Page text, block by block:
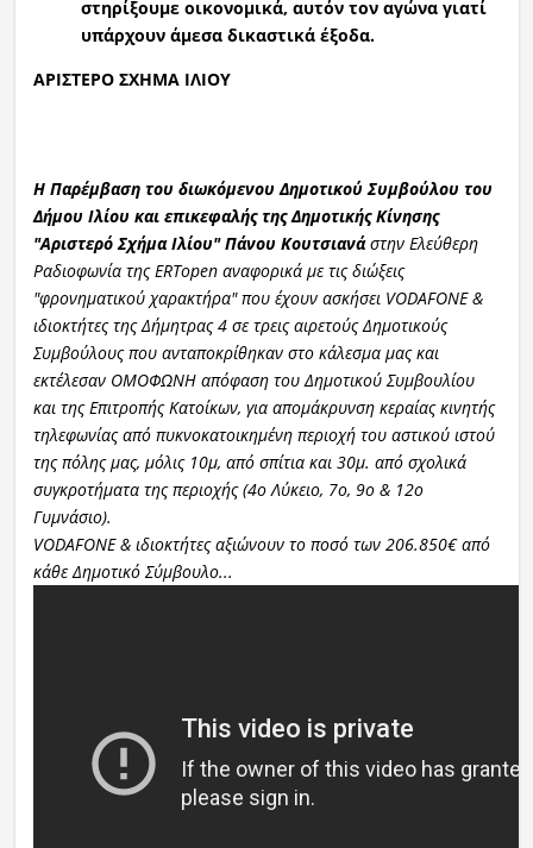
στηρίξουμε οικονομικά, αυτόν τον αγώνα γιατί
υπάρχουν άμεσα δικαστικά έξοδα.
ΑΡΙΣΤΕΡΟ ΣΧΗΜΑ ΙΛΙΟΥ
Η Παρέμβαση του διωκόμενου Δημοτικού Συμβούλου του
Δήμου Ιλίου και επικεφαλής της Δημοτικής Κίνησης
"Αριστερό Σχήμα Ιλίου" Πάνου Κουτσιανάστην Ελεύθερη
Ραδιοφωνία της ERTopen αναφορικά με τις διώξεις
"φρονηματικού χαρακτήρα" που έχουν ασκήσει VODAFONE &
ιδιοκτήτες της Δήμητρας 4 σε τρεις αιρετούς Δημοτικούς
Συμβούλους που ανταποκρίθηκαν στο κάλεσμα μας και
εκτέλεσαν ΟΜΟΦΩΝΗ απόφαση του Δημοτικού Συμβουλίου
και της Επιτροπής Κατοίκων, για απομάκρυνση κεραίας κινητής
τηλεφωνίας από πυκνοκατοικημένη περιοχή του αστικού ιστού
της πόλης μας, μόλις 10μ, από σπίτια και 30μ. από σχολικά
συγκροτήματα της περιοχής (4ο Λύκειο, 7ο, 9ο & 12ο
Γυμνάσιο).
VODAFONE & ιδιοκτήτες αξιώνουν το ποσό των 206.850€ από
κάθε Δημοτικό Σύμβουλο...